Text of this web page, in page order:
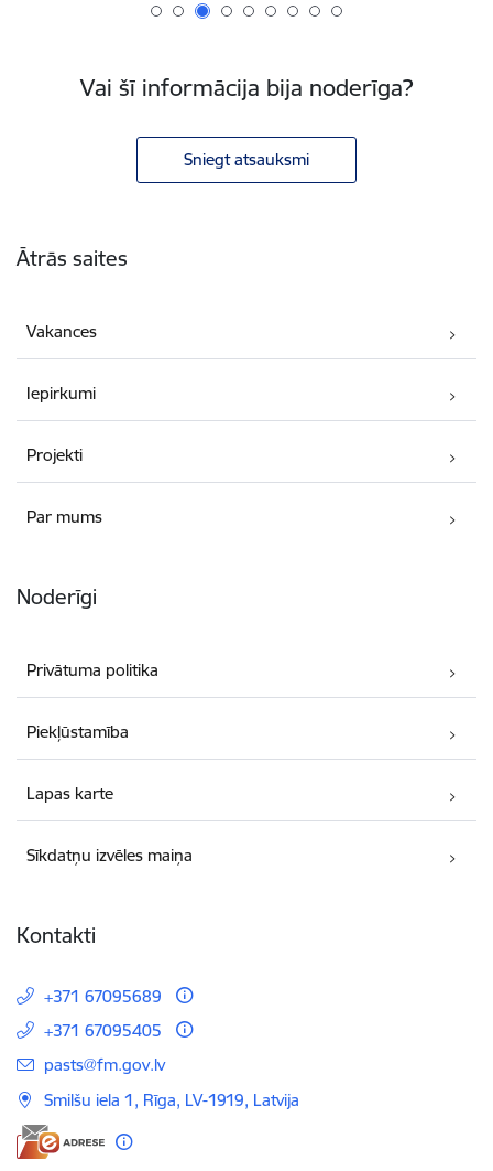
Vai šī informācija bija noderīga?
Sniegt atsauksmi
Ātrās saites
Vakances
Iepirkumi
Projekti
Par mums
Noderīgi
Privātuma politika
Piekļūstamība
Lapas karte
Sīkdatņu izvēles maiņa
Kontakti
+371 67095689
+371 67095405
E-pasts:
pasts@fm.gov.lv
Smilšu iela 1, Rīga, LV-1919, Latvija